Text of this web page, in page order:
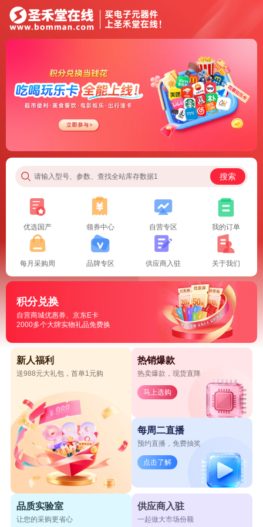
请输入型号、参数、查找全站库存数据1 搜索
优选国产 领券中心 自营专区 我的订单
每月采购周 品牌专区 供应商入驻 关于我们
积分兑换
自营商城优惠券、京东E卡
2000多个大牌实物礼品免费换
新人福利
送988元大礼包，首单1元购
热销爆款
热卖爆款，现货直降
马上选购
每周二直播
预约直播，免费抽奖
点击了解
品质实验室
让您的采购更省心
供应商入驻
一起做大市场份额